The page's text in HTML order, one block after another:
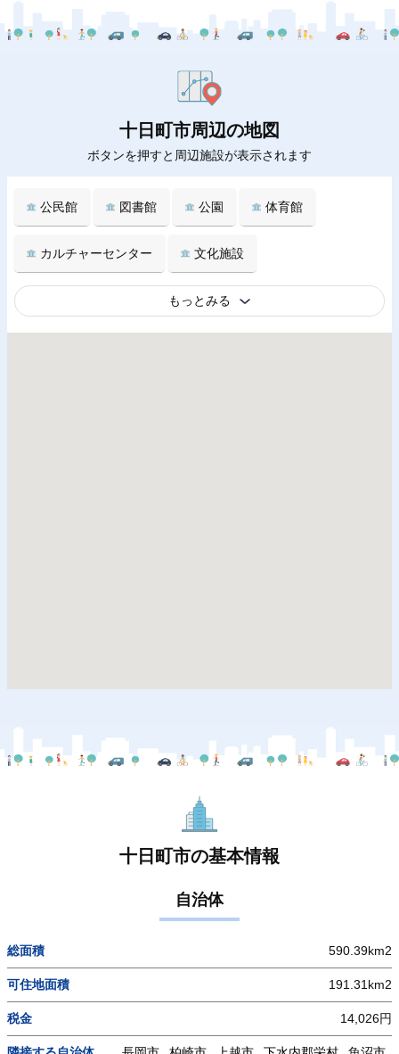
十日町市周辺の地図
ボタンを押すと周辺施設が表示されます
公民館 図書館 公園 体育館
カルチャーセンター 文化施設
もっとみる
十日町市の基本情報
自治体
総面積 590.39km2
可住地面積 191.31km2
税金 14,026円